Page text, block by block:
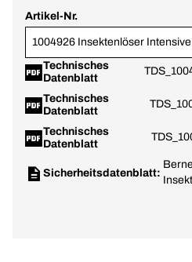
Artikel-Nr.
Technisches
Datenblatt
Technisches
Datenblatt
Technisches
Datenblatt
Sicherheitsdatenblatt: